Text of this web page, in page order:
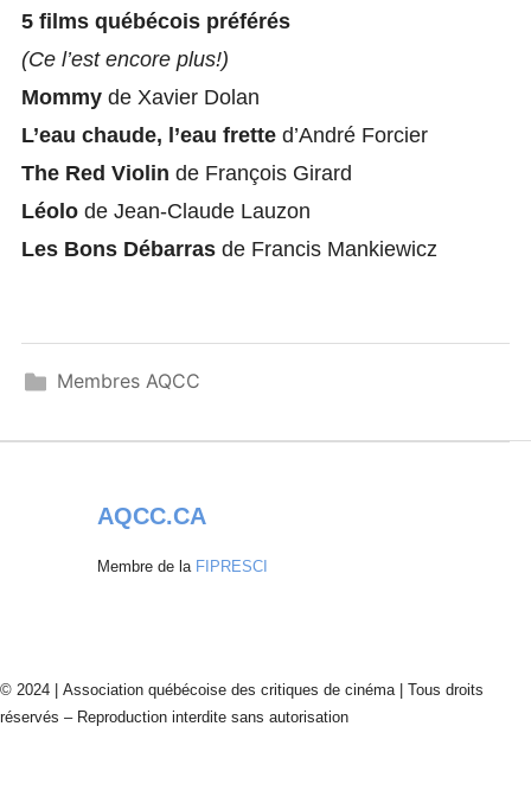
5 films québécois préférés
(Ce l’est encore plus!)
Mommyde Xavier Dolan
L’eau chaude, l’eau fretted’André Forcier
The Red Violin de François Girard
Léolo de Jean-Claude Lauzon
Les Bons Débarrasde Francis Mankiewicz
Membres AQCC
AQCC.CA
Membre de la FIPRESCI
© 2024 | Association québécoise des critiques de cinéma | Tous droits
réservés – Reproduction interdite sans autorisation